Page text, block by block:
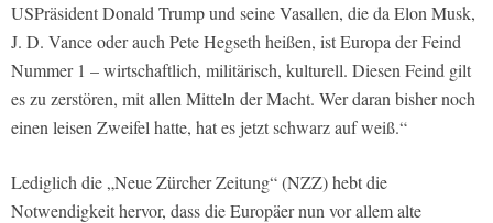
USPräsident Donald Trump und seine Vasallen, die da Elon Musk,
J. D. Vance oder auch Pete Hegseth heißen, ist Europa der Feind
Nummer 1 – wirtschaftlich, militärisch, kulturell. Diesen Feind gilt
es zu zerstören, mit allen Mitteln der Macht. Wer daran bisher noch
einen leisen Zweifel hatte, hat es jetzt schwarz auf weiß.“
Lediglich die „Neue Zürcher Zeitung“ (NZZ) hebt die
Notwendigkeit hervor, dass die Europäer nun vor allem alte